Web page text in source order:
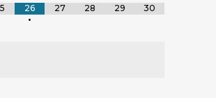
26
•
27 28 29 30